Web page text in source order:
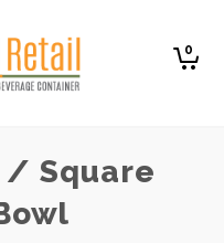
0
/ Square